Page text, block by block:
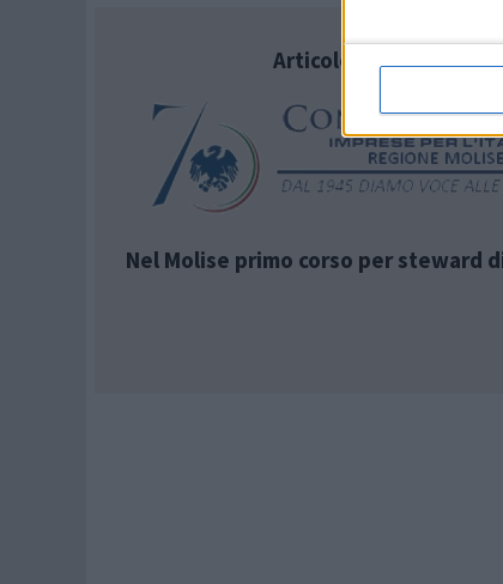
Articolo successivo
Nel Molise primo corso per steward